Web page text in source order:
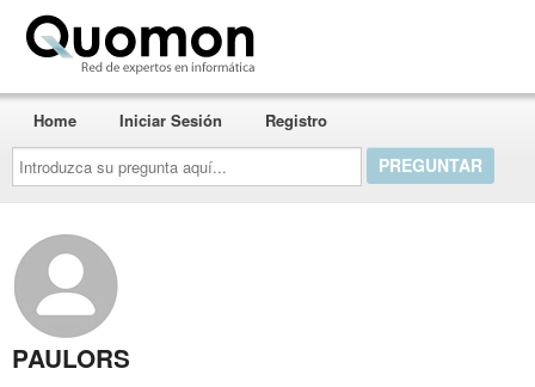
Introduzca
su
pregunta
aquí...
Home Iniciar Sesión Registro
PAULORS